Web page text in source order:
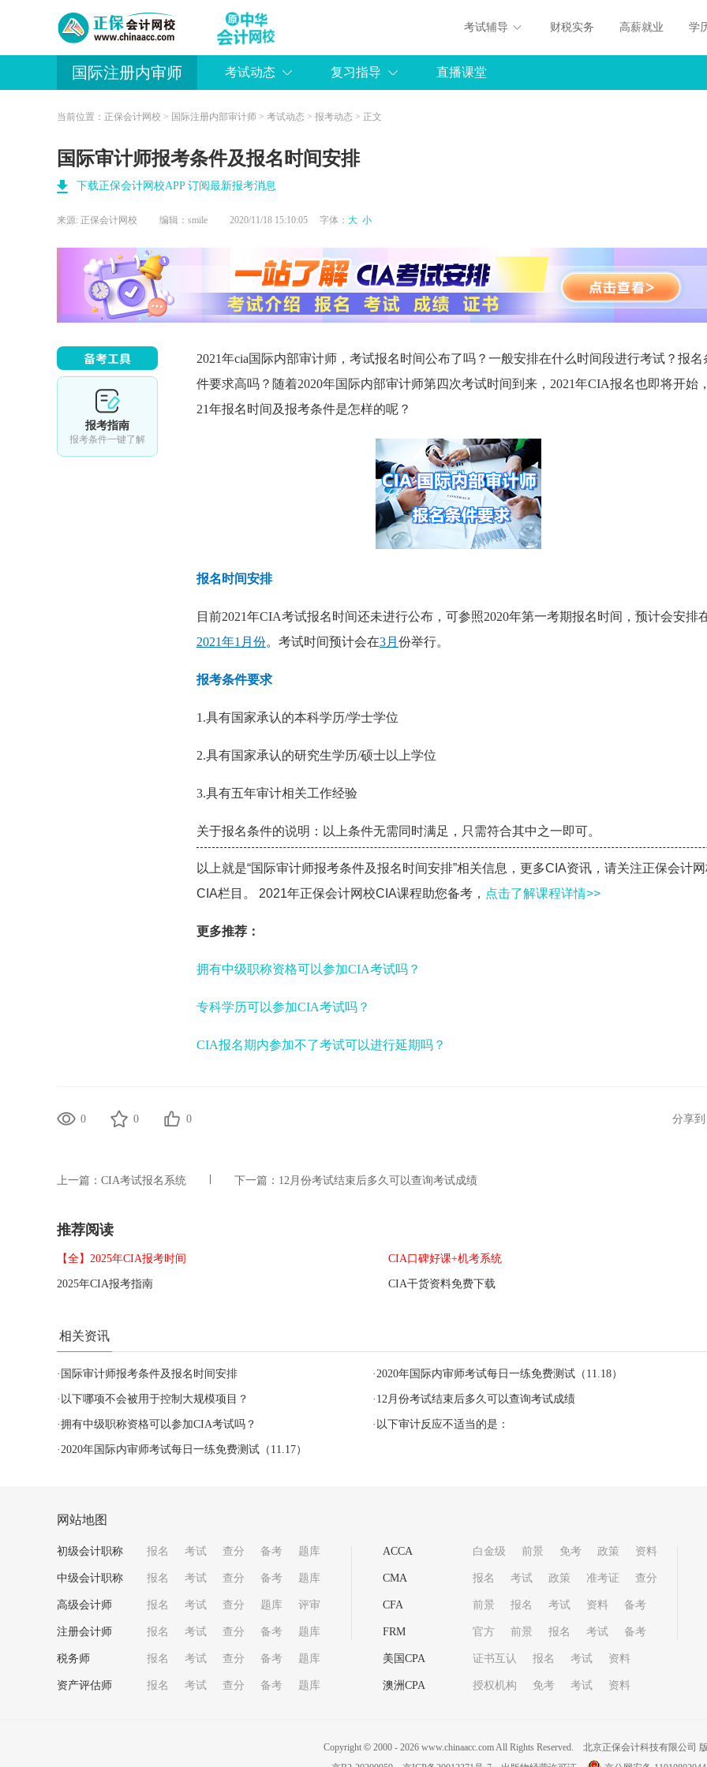
考试辅导 财税实务 高薪就业 学
国际注册内审师 考试动态 复习指导 直播课堂
当前位置： 正保会计网校 > 国际注册内部审计师 > 考试动态 > 报考动态 > 正文
国际审计师报考条件及报名时间安排
下载正保会计网校APP 订阅最新报考消息
来源: 正保会计网校 编辑：smile 2020/11/18 15:10:05 字体： 大 小
报考指南
报考条件一键了解
2021年cia国际内部审计师，考试报名时间公布了吗？一般安排在什么时间段进行考试？ 报名
件要求高吗？随着2020年国际内部审计师第四次考试时间到来，2021年CIA报名也即将开始，
21年报名时间及报考条件是怎样的呢？
报名时间安排
目前2021年CIA考试报名时间还未进行公布，可参照2020年第一考期报名时间，预计会安排
2021年1月份。考试时间预计会在3月 份举行。
报考条件要求
1.具有国家承认的本科学历/学士学位
2.具有国家承认的研究生学历/硕士以上学位
3.具有五年审计相关工作经验
关于报名条件的说明：以上条件无需同时满足，只需符合其中之一即可。
以上就是“国际审计师报考条件及报名时间安排”相关信息，更多CIA资讯，请关注正保会计
CIA栏目。 2021年正保会计网校CIA课程助您备考， 点击了解课程详情>>
更多推荐：
拥有中级职称资格可以参加CIA考试吗？
专科学历可以参加CIA考试吗？
CIA报名期内参加不了考试可以进行延期吗？
0 0 0 分享到
上一篇： CIA考试报名系统 下一篇： 12月份考试结束后多久可以查询考试成绩
推荐阅读
【全】2025年CIA报考时间 CIA口碑好课+机考系统
2025年CIA报考指南 CIA干货资料免费下载
相关资讯
· 国际审计师报考条件及报名时间安排 ·2020年国际内审师考试每日一练免费测试（11.18）
· 以下哪项不会被用于控制大规模项目？ · 12月份考试结束后多久可以查询考试成绩
·拥有中级职称资格可以参加CIA考试吗？ · 以下审计反应不适当的是：
·2020年国际内审师考试每日一练免费测试（11.17）
网站地图
初级会计职称 报名 考试 查分 备考 题库
中级会计职称 报名 考试 查分 备考 题库
高级会计师 报名 考试 查分 题库 评审
注册会计师 报名 考试 查分 备考 题库
税务师 报名 考试 查分 备考 题库
资产评估师 报名 考试 查分 备考 题库
ACCA 白金级 前景 免考 政策 资料
CMA 报名 考试 政策 准考证 查分
CFA 前景 报名 考试 资料 备考
FRM 官方 前景 报名 考试 备考
美国CPA 证书互认 报名 考试 资料
澳洲CPA 授权机构 免考 考试 资料
Copyright © 2000 - 2026 www.chinaacc.com All Rights Reserved. 北京正保会计科技有限公司